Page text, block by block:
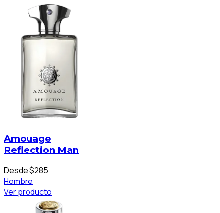
Amouage
Reflection Man
Desde $285
Hombre
Ver producto